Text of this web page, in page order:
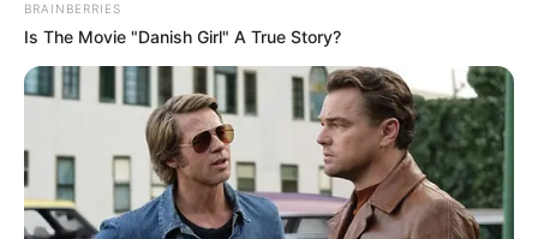
BRAINBERRIES
Is The Movie "Danish Girl" A True Story?